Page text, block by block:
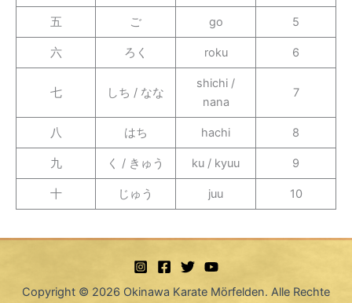
五 ご go 5
六 ろく roku 6
七 しち / なな
shichi /
nana
7
八 はち hachi 8
九 く / きゅう ku / kyuu 9
十 じゅう juu 10
Copyright © 2026 Okinawa Karate Mörfelden. Alle Rechte